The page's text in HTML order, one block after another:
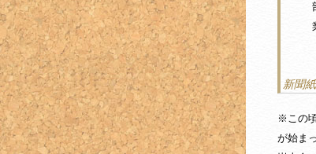
新聞
※この
が始ま